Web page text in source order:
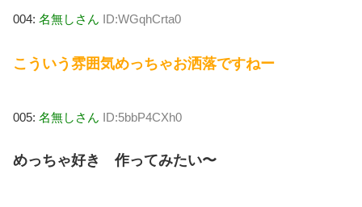
004: 名無しさん ID:WGqhCrta0
こういう雰囲気めっちゃお洒落ですねー
005: 名無しさん ID:5bbP4CXh0
めっちゃ好き 作ってみたい〜